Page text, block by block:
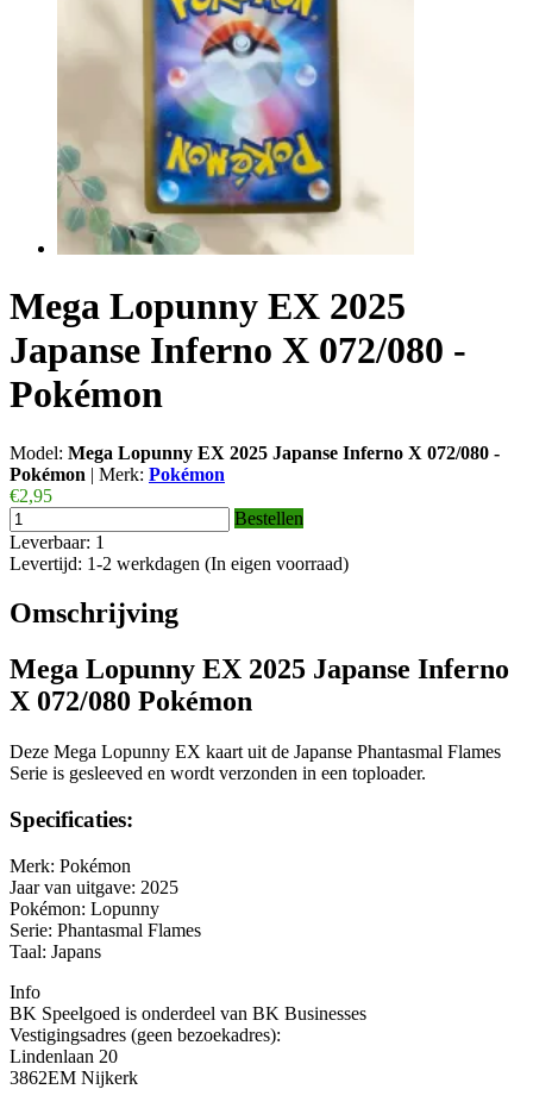
Mega Lopunny EX 2025
Japanse Inferno X 072/080 -
Pokémon
Model: Mega Lopunny EX 2025 Japanse Inferno X 072/080 -
Pokémon | Merk: Pokémon
€2,95
Bestellen
Leverbaar: 1
Levertijd: 1-2 werkdagen (In eigen voorraad)
Omschrijving
Mega Lopunny EX 2025 Japanse Inferno
X 072/080 Pokémon
Deze Mega Lopunny EX kaart uit de Japanse Phantasmal Flames
Serie is gesleeved en wordt verzonden in een toploader.
Specificaties:
Merk: Pokémon
Jaar van uitgave: 2025
Pokémon: Lopunny
Serie: Phantasmal Flames
Taal: Japans
Info
BK Speelgoed is onderdeel van BK Businesses
Vestigingsadres (geen bezoekadres):
Lindenlaan 20
3862EM Nijkerk